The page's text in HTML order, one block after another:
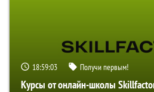
18:59:02 Получи первым!
Курсы от онлайн-школы